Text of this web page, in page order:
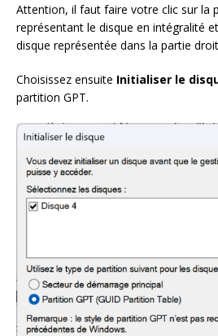
Attention, il faut faire votre clic sur la
représentant le disque en intégralité
disque représentée dans la partie
Choisissez ensuite Initialiser le
partition GPT.